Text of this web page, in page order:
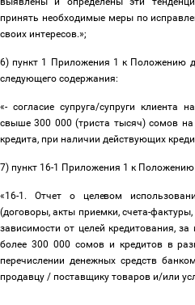
принять необходимые меры по
своих интересов.»;
6) пункт 1 Приложения 1 к Положению
следующего содержания:
«- согласие супруга/супруги клиента
свыше 300 000 (триста тысяч) сомов
кредита, при наличии действующих
7) пункт 16-1 Приложения 1 к
«16-1. Отчет о целевом
(договоры, акты приемки, счета-
зависимости от целей кредитования,
более 300 000 сомов и кредитов в
перечислении денежных средств
продавцу / поставщику товаров и/или